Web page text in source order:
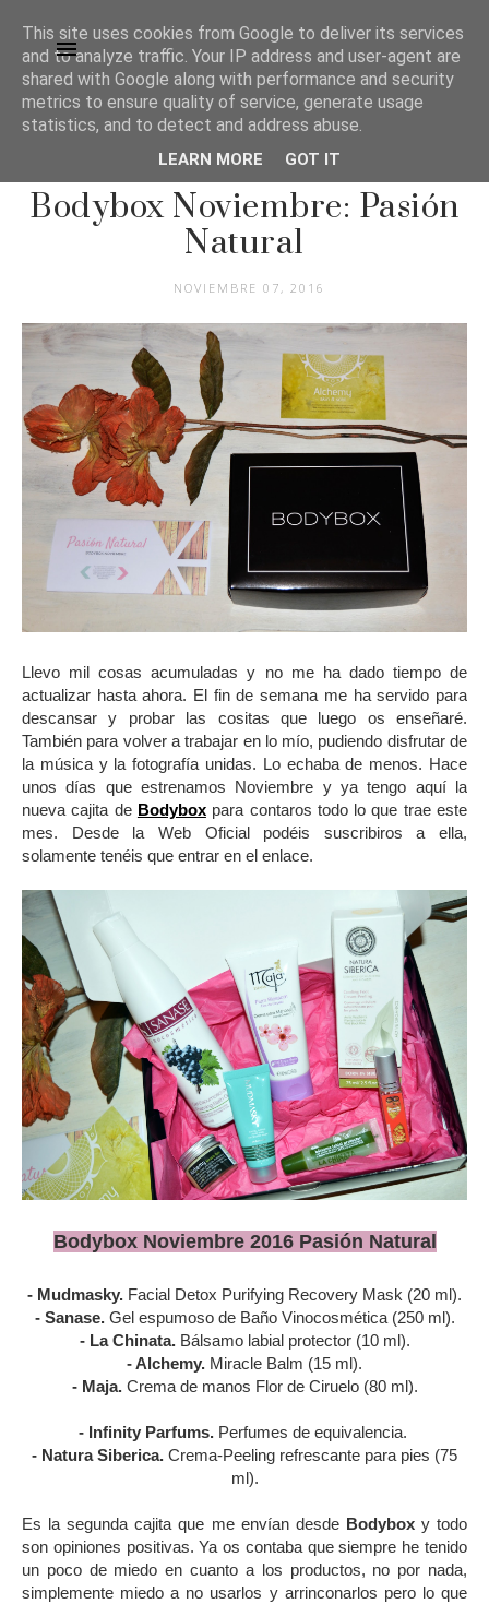
BELLEZA
Bodybox Noviembre: Pasión
Natural
NOVIEMBRE 07, 2016
Llevo mil cosas acumuladas y no me ha dado tiempo de
actualizar hasta ahora. El fin de semana me ha servido para
descansar y probar las cositas que luego os enseñaré.
También para volver a trabajar en lo mío, pudiendo disfrutar de
la música y la fotografía unidas. Lo echaba de menos. Hace
unos días que estrenamos Noviembre y ya tengo aquí la
nueva cajita de Bodybox para contaros todo lo que trae este
mes. Desde la Web Oficial podéis suscribiros a ella,
solamente tenéis que entrar en el enlace.
Bodybox Noviembre 2016 Pasión Natural
- Mudmasky. Facial Detox Purifying Recovery Mask (20 ml).
- Sanase. Gel espumoso de Baño Vinocosmética (250 ml).
- La Chinata. Bálsamo labial protector (10 ml).
- Alchemy. Miracle Balm (15 ml).
- Maja. Crema de manos Flor de Ciruelo (80 ml).
- Infinity Parfums. Perfumes de equivalencia.
- Natura Siberica. Crema-Peeling refrescante para pies (75
ml).
Es la segunda cajita que me envían desde Bodyboxy todo
son opiniones positivas. Ya os contaba que siempre he tenido
un poco de miedo en cuanto a los productos, no por nada,
simplemente miedo a no usarlos y arrinconarlos pero lo que
This site uses cookies from Google to deliver its services
and to analyze traffic. Your IP address and user-agent are
shared with Google along with performance and security
metrics to ensure quality of service, generate usage
statistics, and to detect and address abuse.
LEARN MORE GOT IT